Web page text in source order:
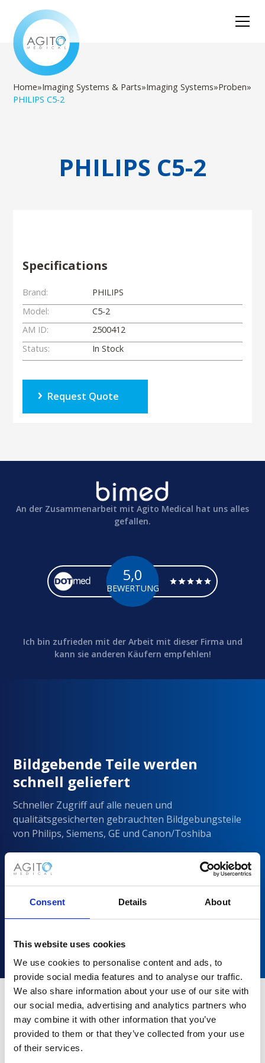
Consent Details About
This website uses cookies
We use cookies to personalise content and ads, to
provide social media features and to analyse our traffic.
We also share information about your use of our site with
our social media, advertising and analytics partners who
may combine it with other information that you’ve
provided to them or that they’ve collected from your use
of their services.
Home»Imaging Systems & Parts»Imaging Systems»Proben»
PHILIPS C5-2
PHILIPS C5-2
Specifications
Brand:
PHILIPS
Model:
C5-2
AM ID:
2500412
Status:
In Stock
Request Quote
An der Zusammenarbeit mit Agito Medical hat uns alles
gefallen.
5,0
BEWERTUNG
Ich bin zufrieden mit der Arbeit mit dieser Firma und
kann sie anderen Käufern empfehlen!
Bildgebende Teile werden
schnell geliefert
Schneller Zugriff auf alle neuen und
qualitätsgesicherten gebrauchten Bildgebungsteile
von Philips, Siemens, GE und Canon/Toshiba
Warum sollten Sie sich für Agito
Medical entscheiden?